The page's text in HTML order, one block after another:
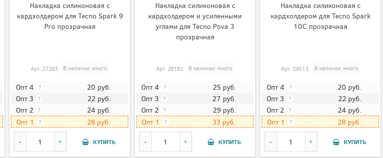
Накладка силиконовая с
кардхолдером для Tecno Spark 9
Pro прозрачная
Арт. 27263 В наличии: много
Опт 4 ? 20 руб.
Опт 3 ? 22 руб.
Опт 2 ? 24 руб.
Опт 1 ? 28 руб.
КУПИТЬ
Накладка силиконовая с
кардхолдером и усиленными
углами для Tecno Pova 3
прозрачная
Арт. 28182 В наличии: много
Опт 4 ? 25 руб.
Опт 3 ? 27 руб.
Опт 2 ? 29 руб.
Опт 1 ? 33 руб.
КУПИТЬ
Накладка силиконовая с
кардхолдером для Tecno Spark
10C прозрачная
Арт. 29013 В наличии: много
Опт 4 ? 20 руб.
Опт 3 ? 22 руб.
Опт 2 ? 24 руб.
Опт 1 ? 28 руб.
КУПИТЬ